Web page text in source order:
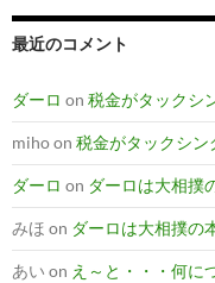
最近のコメント
ダーロ on 税金がタックシ
mihoon 税金がタックシン
ダーロ on ダーロは大相撲
みほ on ダーロは大相撲の
あい on え～と・・・何に